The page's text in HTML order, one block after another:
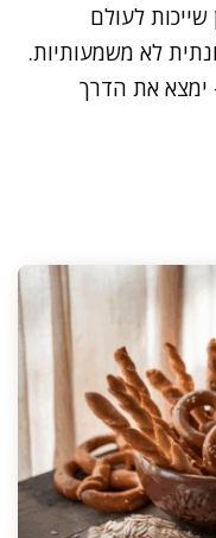
שייכות לעולם
לא משמעותיות.
ימצא את הדרך